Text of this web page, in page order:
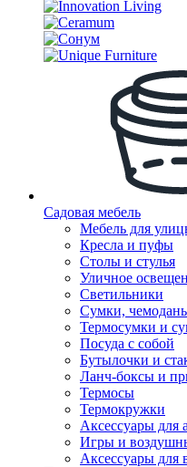
Садовая мебель
Мебель для
Кресла и пуфы
Столы и стулья
Уличное
Светильники
Сумки,
Термосумки и
Посуда с собой
Бутылочки и
Ланч-боксы и
Термосы
Термокружки
Аксессуары для
Игры и
Аксессуары для